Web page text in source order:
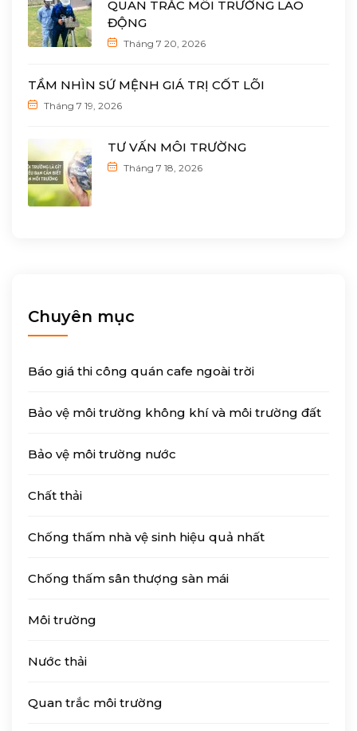
QUAN TRẮC MÔI TRƯỜNG LAO
ĐỘNG
Tháng 7 20, 2026
TẦM NHÌN SỨ MỆNH GIÁ TRỊ CỐT LÕI
Tháng 7 19, 2026
TƯ VẤN MÔI TRƯỜNG
Tháng 7 18, 2026
Chuyên mục
Báo giá thi công quán cafe ngoài trời
Bảo vệ môi trường không khí và môi trường đất
Bảo vệ môi trường nước
Chất thải
Chống thấm nhà vệ sinh hiệu quả nhất
Chống thấm sân thượng sàn mái
Môi trường
Nước thải
Quan trắc môi trường